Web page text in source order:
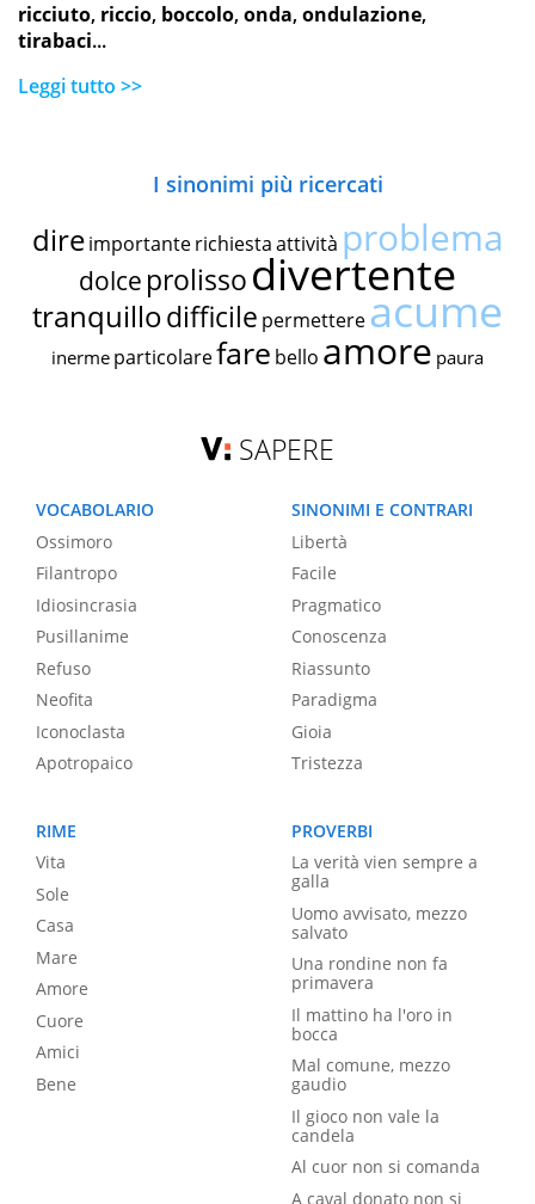
ricciuto, riccio, boccolo,onda,ondulazione,
tirabaci...
Leggi tutto >>
I sinonimi più ricercati
dire importante richiestaattività problema
dolce prolissodivertente
tranquillodifficile permettereacume
inerme particolarefare bello amore paura
SAPERE
VOCABOLARIO
Ossimoro
Filantropo
Idiosincrasia
Pusillanime
Refuso
Neofita
Iconoclasta
Apotropaico
SINONIMI E CONTRARI
Libertà
Facile
Pragmatico
Conoscenza
Riassunto
Paradigma
Gioia
Tristezza
RIME
Vita
Sole
Casa
Mare
Amore
Cuore
Amici
Bene
PROVERBI
La verità vien sempre a
galla
Uomo avvisato, mezzo
salvato
Una rondine non fa
primavera
Il mattino ha l'oro in
bocca
Mal comune, mezzo
gaudio
Il gioco non vale la
candela
Al cuor non si comanda
A caval donato non si